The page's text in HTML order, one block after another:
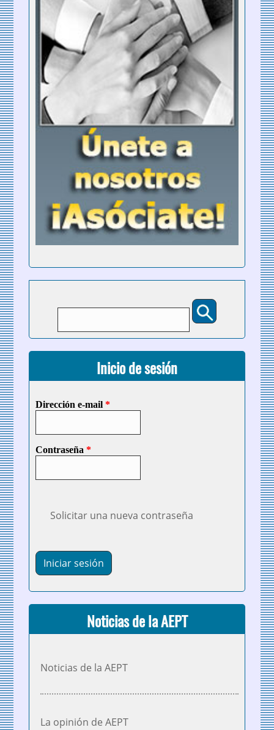
Inicio de sesión
Dirección e-mail *
Contraseña *
Solicitar una nueva contraseña
Noticias de la AEPT
Noticias de la AEPT
La opinión de AEPT